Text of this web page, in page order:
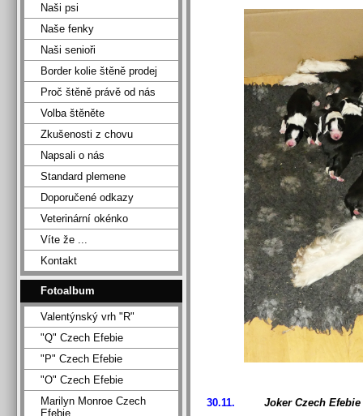
30.11.
Joker Czech Efebie
Naši psi
Naše fenky
Naši senioři
Border kolie štěně prodej
Proč štěně právě od nás
Volba štěněte
Zkušenosti z chovu
Napsali o nás
Standard plemene
Doporučené odkazy
Veterinární okénko
Víte že ...
Kontakt
Fotoalbum
Valentýnský vrh "R"
"Q" Czech Efebie
"P" Czech Efebie
"O" Czech Efebie
Marilyn Monroe Czech
Efebie